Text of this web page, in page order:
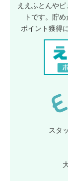
ええふとんや
トです。貯
ポイント獲得
スタ